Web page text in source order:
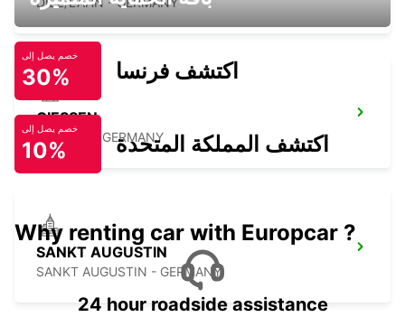
GIESSEN
GIESSEN - GERMANY
SANKT AUGUSTIN
SANKT AUGUSTIN - GERMANY
خصم يصل إلى
30% اكتشف فرنسا
خصم يصل إلى
10% اكتشف المملكة المتحدة
Why renting car with Europcar ?
24 hour roadside assistance